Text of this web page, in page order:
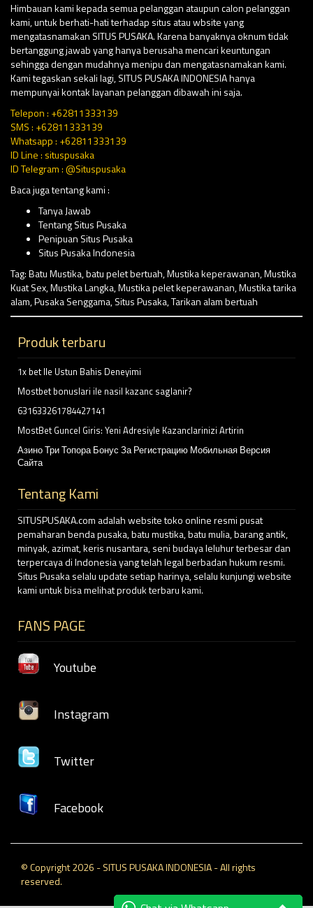
Himbauan kami kepada semua pelanggan ataupun calon pelanggan
kami, untuk berhati-hati terhadap situs atau wbsite yang
mengatasnamakan SITUS PUSAKA. Karena banyaknya oknum tidak
bertanggung jawab yang hanya berusaha mencari keuntungan
sehingga dengan mudahnya menipu dan mengatasnamakan kami.
Kami tegaskan sekali lagi, SITUS PUSAKA INDONESIA hanya
mempunyai kontak layanan pelanggan dibawah ini saja.
Telepon : +62811333139
SMS : +62811333139
Whatsapp : +62811333139
ID Line : situspusaka
ID Telegram : @Situspusaka
Baca juga tentang kami :
Tanya Jawab
Tentang Situs Pusaka
Penipuan Situs Pusaka
Situs Pusaka Indonesia
Tag:Batu Mustika,batu pelet bertuah,Mustika keperawanan,Mustika
Kuat Sex,Mustika Langka,Mustika pelet keperawanan,Mustika tarika
alam,Pusaka Senggama,Situs Pusaka,Tarikan alam bertuah
Produk terbaru
1x bet Ile Ustun Bahis Deneyimi
Mostbet bonuslari ile nasil kazanc saglanir?
631633261784427141
MostBet Guncel Giris: Yeni Adresiyle Kazanclarinizi Artirin
Азино Три Топора Бонус За Регистрацию Мобильная Версия
Сайта
Tentang Kami
SITUSPUSAKA.com adalah website toko online resmi pusat
pemaharan benda pusaka, batu mustika, batu mulia, barang antik,
minyak, azimat, keris nusantara, seni budaya leluhur terbesar dan
terpercaya di Indonesia yang telah legal berbadan hukum resmi.
Situs Pusaka selalu update setiap harinya, selalu kunjungi website
kami untuk bisa melihat produk terbaru kami.
FANS PAGE
Youtube
Instagram
Twitter
Facebook
© Copyright 2026 - SITUS PUSAKA INDONESIA - All rights
reserved.